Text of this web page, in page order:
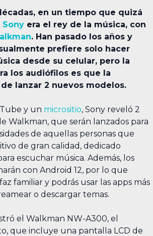
en un tiempo que quizá
Sony era el rey de la música, con
. Han pasado los años y
prefiere solo hacer
desde su celular, pero la
los audiófilos es que la
lanzar 2 nuevos modelos.
y un micrositio, Sony reveló 2
Walkman, que serán lanzados para
de aquellas personas que
de gran calidad, dedicado
escuchar música. Además, los
con Android 12, por lo que
familiar y podrás usar las apps más
o descargar temas.
el Walkman NW-A300, el
que incluye una pantalla LCD de